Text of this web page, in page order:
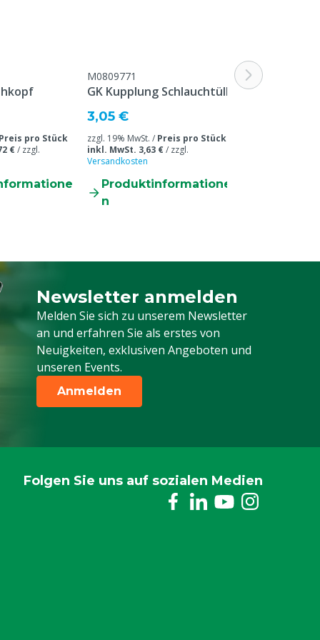
pro Stück
€/ zzgl.
M0809771
GK Kupplung Schlauchtülle
3,05 €
zzgl. 19% MwSt. / Preis pro Stück
inkl. MwSt. 3,63 €/ zzgl.
Versandkosten
Produktinformatione
n
M0809916
Newsletter anmelden
Melden Sie sich zu unserem Newsletter
an und erfahren Sie als erstes von
Neuigkeiten, exklusiven Angeboten und
unseren Events.
Melden Sie sich für unseren Newsletter
Anmelden
Folgen Sie uns auf sozialen Medien